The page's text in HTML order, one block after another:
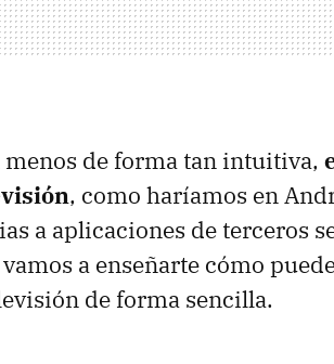
de forma tan intuitiva,
, como haríamos en
a aplicaciones de terceros
a enseñarte cómo
de forma sencilla.